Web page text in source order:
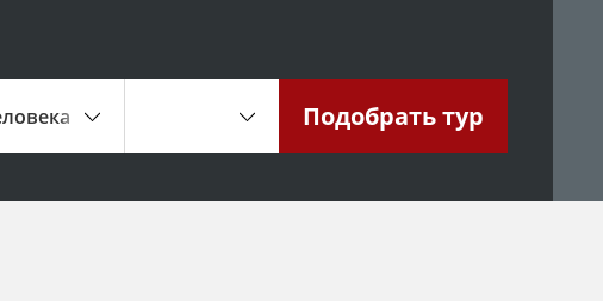
Подобратьтур